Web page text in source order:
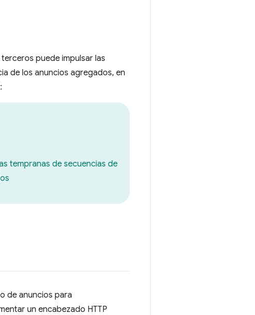
puede impulsar las
de los anuncios agregados, en
tempranas de secuencias de
de anuncios para
un encabezado HTTP